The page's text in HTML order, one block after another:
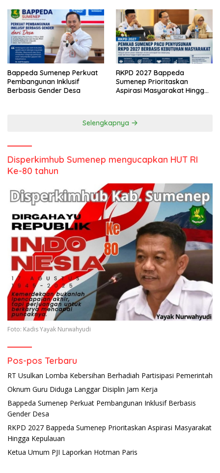
Bappeda Sumenep Perkuat
Pembangunan Inklusif
Berbasis Gender Desa
RKPD 2027 Bappeda
Sumenep Prioritaskan
Aspirasi Masyarakat Hingga
Selengkapnya
Disperkimhub Sumenep mengucapkan HUT RI
Ke-80 tahun
Foto: Kadis Yayak Nurwahyudi
Pos-pos Terbaru
RT Usulkan Lomba Kebersihan Berhadiah Partisipasi Pemerintah
Oknum Guru Diduga Langgar Disiplin Jam Kerja
Bappeda Sumenep Perkuat Pembangunan Inklusif Berbasis
Gender Desa
RKPD 2027 Bappeda Sumenep Prioritaskan Aspirasi Masyarakat
Hingga Kepulauan
Ketua Umum PJI Laporkan Hotman Paris